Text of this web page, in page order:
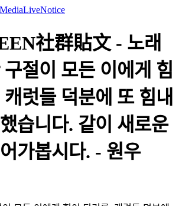
MediaLiveNotice
社群貼文 - 노래
절이 모든 이에게 힘
럿들 덕분에 또 힘내
습니다. 같이 새로운
가봅시다. - 원우